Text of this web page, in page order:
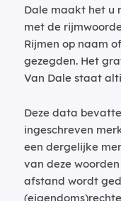
Dale maakt het u
met de
Rijmen op naam
gezegden. Het
Van Dale staat
Deze data
ingeschreven
een dergelijke
van deze
afstand wordt